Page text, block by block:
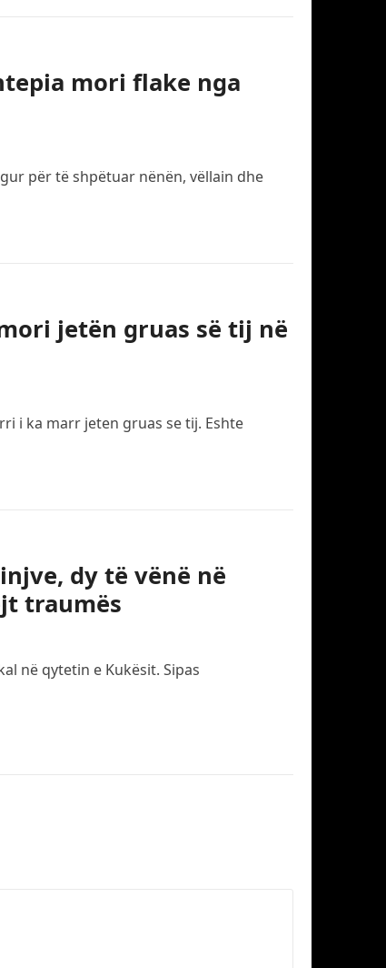
mori flake nga
për të shpëtuar nënën, vëllain dhe
jetën gruas së tij në
i ka marr jeten gruas se tij. Eshte
dy të vënë në
traumës
në qytetin e Kukësit. Sipas